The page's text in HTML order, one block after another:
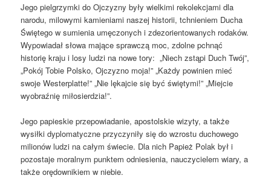
Jego pielgrzymki do Ojczyzny były wielkimi rekolekcjami dla
narodu, milowymi kamieniami naszej historii, tchnieniem Ducha
Świętego w sumienia umęczonych i zdezorientowanych rodaków.
Wypowiadał słowa mające sprawczą moc, zdolne pchnąć
historię kraju i losy ludzi na nowe tory: „Niech zstąpi Duch Twój”,
„Pokój Tobie Polsko, Ojczyzno moja!” „Każdy powinien mieć
swoje Westerplatte!” „Nie lękajcie się być świętymi!” „Miejcie
wyobraźnię miłosierdzia!”.
Jego papieskie przepowiadanie, apostolskie wizyty, a także
wysiłki dyplomatyczne przyczyniły się do wzrostu duchowego
milionów ludzi na całym świecie. Dla nich Papież Polak był i
pozostaje moralnym punktem odniesienia, nauczycielem wiary, a
także orędownikiem w niebie.